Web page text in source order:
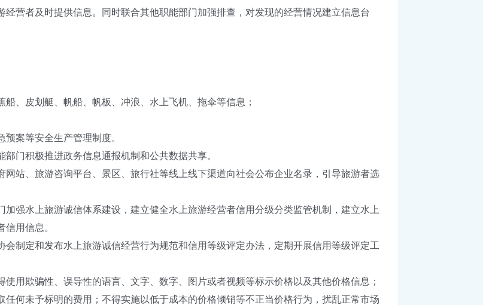
营者及时提供信息。同时联合其他职能部门加强排查，对发现的经营情况建立信息台
皮划艇、帆船、帆板、冲浪、水上飞机、拖伞等信息；
案等安全生产管理制度。
积极推进政务信息通报机制和公共数据共享。
、旅游咨询平台、景区、旅行社等线上线下渠道向社会公布企业名录，引导旅游者选
水上旅游诚信体系建设，建立健全水上旅游经营者信用分级分类监管机制，建立水上
用信息。
定和发布水上旅游诚信经营行为规范和信用等级评定办法，定期开展信用等级评定工
欺骗性、误导性的语言、文字、数字、图片或者视频等标示价格以及其他价格信息；
何未予标明的费用；不得实施以低于成本的价格倾销等不正当价格行为，扰乱正常市场